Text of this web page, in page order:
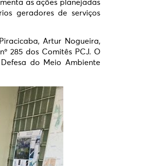
as ações planejadas
geradores de serviços
Artur Nogueira,
285 dos Comitês PCJ. O
do Meio Ambiente